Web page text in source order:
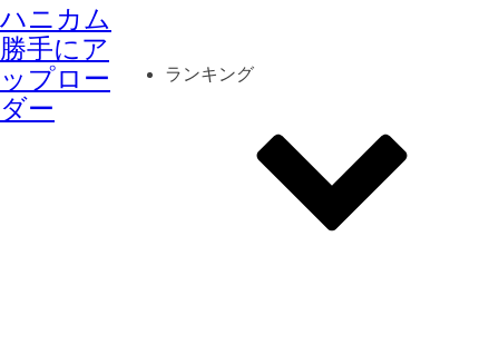
ハニカム
勝手にア
ップロー
ダー
ランキング